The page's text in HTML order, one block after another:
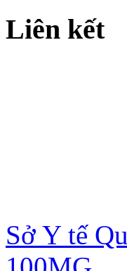
Liên kết
Sở Y tế